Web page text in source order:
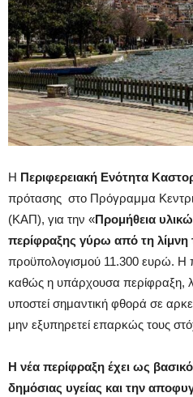
Η Περιφερειακή Ενότητα
πρότασης στο Πρόγραμμα
(ΚΑΠ), για την «Προμήθεια
περίφραξης γύρω από τη λίμνη
προϋπολογισμού 11.300 ευρώ. Η
καθώς η υπάρχουσα περίφραξη,
υποστεί σημαντική φθορά σε
μην εξυπηρετεί επαρκώς τους
Η νέα περίφραξη έχει ως
δημόσιας υγείας και την